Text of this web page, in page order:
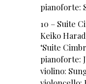
pianoforte:
10 – Suite
Keiko
‘Suite
pianoforte:
violino: